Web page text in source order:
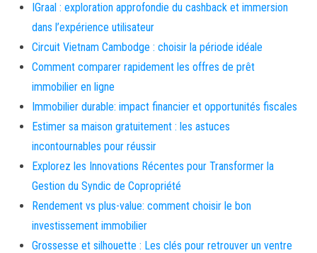
IGraal : exploration approfondie du cashback et immersion
dans l’expérience utilisateur
Circuit Vietnam Cambodge : choisir la période idéale
Comment comparer rapidement les offres de prêt
immobilier en ligne
Immobilier durable: impact financier et opportunités fiscales
Estimer sa maison gratuitement : les astuces
incontournables pour réussir
Explorez les Innovations Récentes pour Transformer la
Gestion du Syndic de Copropriété
Rendement vs plus-value: comment choisir le bon
investissement immobilier
Grossesse et silhouette : Les clés pour retrouver un ventre